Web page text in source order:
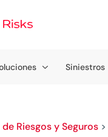
Siniestros
Riesgos y Seguros >